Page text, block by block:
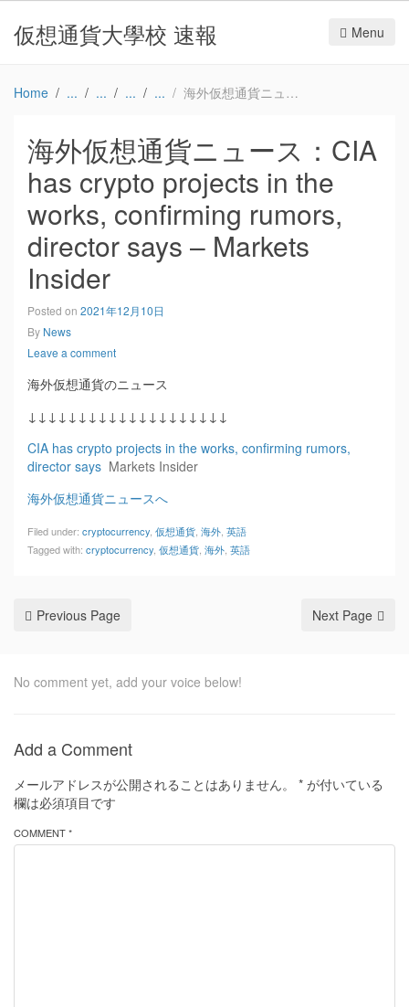
仮想通貨大學校 速報 Menu
Home 海外仮想通貨ニュース：CIA has crypto projects in the works, confirming rumors, director says – Markets Insider
海外仮想通貨ニュース：CIA
has crypto projects in the
works, confirming rumors,
director says – Markets
Insider
Posted on 2021年12月10日
By News
Leave a comment
海外仮想通貨のニュース
↓↓↓↓↓↓↓↓↓↓↓↓↓↓↓↓↓↓↓↓
CIA has crypto projects in the works, confirming rumors,
director says Markets Insider
海外仮想通貨ニュースへ
Filed under: cryptocurrency 仮想通貨 海外 英語
Tagged with: cryptocurrency 仮想通貨 海外 英語
Previous Page Next Page
No comment yet, add your voice below!
Add a Comment
メールアドレスが公開されることはありません。 * が付いている
欄は必須項目です
COMMENT *